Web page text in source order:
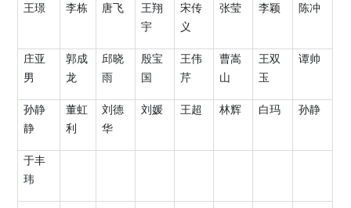
王璟 李栋 唐飞
王翔
宇
宋传
义
张莹 李颖 陈冲
庄亚
男
郭成
龙
邱晓
雨
殷宝
国
王伟
芹
曹嵩
山
王双
玉
谭帅
孙静
静
董虹
利
刘德
华
刘媛 王超 林辉 白玛 孙静
于丰
玮